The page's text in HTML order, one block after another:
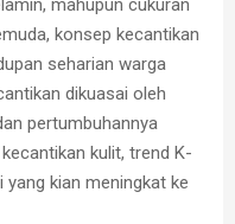
konsep kecantikan
seharian warga
dikuasai oleh
pertumbuhannya
kulit, trend K-
kian meningkat ke